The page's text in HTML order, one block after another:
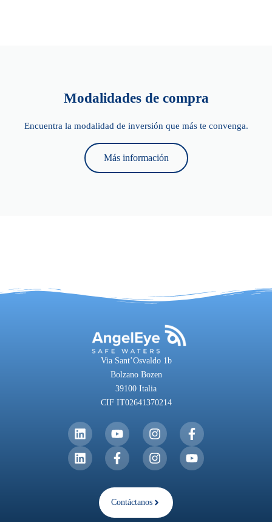
Modalidades de compra
Encuentra la modalidad de inversión que más te convenga.
Más información
Via Sant’Osvaldo 1b
Bolzano Bozen
39100 Italia
CIF IT02641370214
Contáctanos